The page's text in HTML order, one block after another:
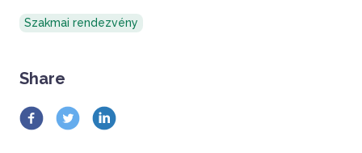
Szakmai rendezvény
Share